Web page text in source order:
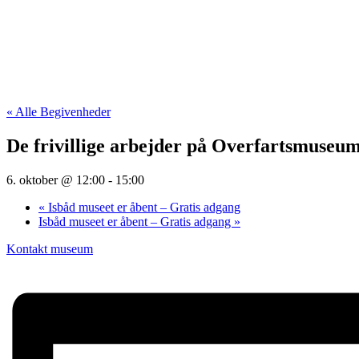
« Alle Begivenheder
De frivillige arbejder på
6. oktober @ 12:00 - 15:00
« Isbåd museet er åbent – Gratis adgang
Isbåd museet er åbent – Gratis adgang »
Kontakt museum